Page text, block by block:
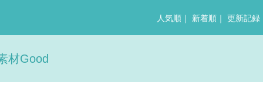
人気順 ｜ 新着順 ｜ 更新記録
材Good